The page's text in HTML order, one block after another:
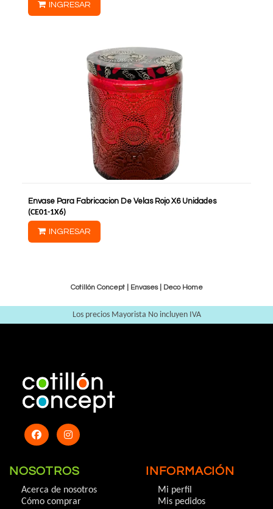
INGRESAR
Envase Para Fabricacion De Velas Rojo X6 Unidades
(CE01-1X6)
INGRESAR
Cotillón Concept | Envases| Deco Home
Los precios Mayorista No incluyen IVA
NOSOTROS
Acerca de nosotros
Cómo comprar
INFORMACIÓN
Mi perfil
Mis pedidos